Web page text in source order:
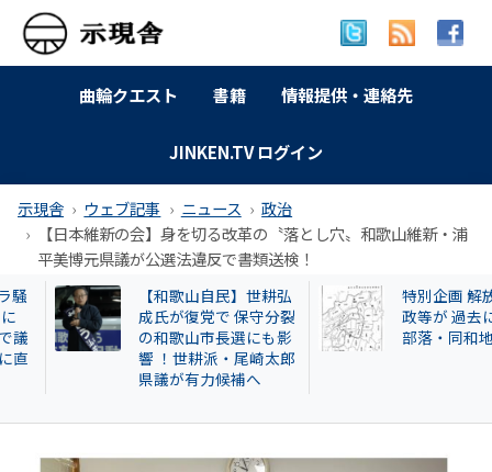
曲輪クエスト 書籍 情報提供・連絡先
JINKEN.TV ログイン
示現舎 ウェブ記事 ニュース
政治
【日本維新の会】身を切る改革の〝落とし穴〟和歌山維新・浦
平美博元県議が公選法違反で書類送検！
【和歌山自民】世耕弘
成氏が復党で 保守分裂
の和歌山市長選にも影
響 ！世耕派・尾崎太郎
県議が有力候補へ
特別企画 解放同盟
政等が 過去に公開
部落・同和地区リ